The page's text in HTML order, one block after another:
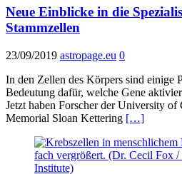
Neue Einblicke in die
Stammzellen
23/09/2019 astropage.eu 0
In den Zellen des Körpers sind einige
Bedeutung dafür, welche Gene
Jetzt haben Forscher der University of
Memorial Sloan Kettering […]